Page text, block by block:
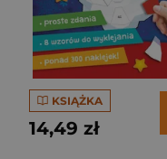
KSIĄŻKA
14,49 zł